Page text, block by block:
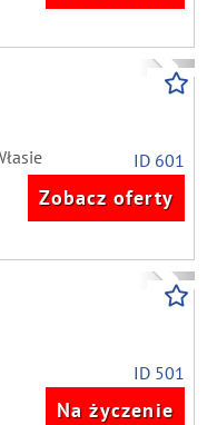
Next
ID 601
Zobacz oferty
Next
ID 501
Na życzenie